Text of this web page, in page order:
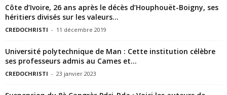
Côte d’Ivoire, 26 ans après le décès d’Houphouët-Boigny, ses
héritiers divisés sur les valeurs...
CREDOCHRISTI - 11 décembre 2019
Université polytechnique de Man : Cette institution célèbre
ses professeurs admis au Cames et...
CREDOCHRISTI - 23 janvier 2023